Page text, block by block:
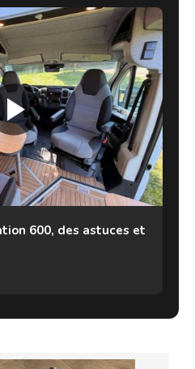
600, des astuces et